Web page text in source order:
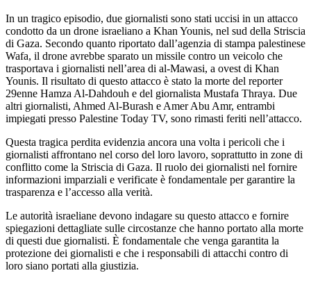
In un tragico episodio, due giornalisti sono stati uccisi in un attacco
condotto da un drone israeliano a Khan Younis, nel sud della Striscia
di Gaza. Secondo quanto riportato dall’agenzia di stampa palestinese
Wafa, il drone avrebbe sparato un missile contro un veicolo che
trasportava i giornalisti nell’area di al-Mawasi, a ovest di Khan
Younis. Il risultato di questo attacco è stato la morte del reporter
29enne Hamza Al-Dahdouh e del giornalista Mustafa Thraya. Due
altri giornalisti, Ahmed Al-Burash e Amer Abu Amr, entrambi
impiegati presso Palestine Today TV, sono rimasti feriti nell’attacco.
Questa tragica perdita evidenzia ancora una volta i pericoli che i
giornalisti affrontano nel corso del loro lavoro, soprattutto in zone di
conflitto come la Striscia di Gaza. Il ruolo dei giornalisti nel fornire
informazioni imparziali e verificate è fondamentale per garantire la
trasparenza e l’accesso alla verità.
Le autorità israeliane devono indagare su questo attacco e fornire
spiegazioni dettagliate sulle circostanze che hanno portato alla morte
di questi due giornalisti. È fondamentale che venga garantita la
protezione dei giornalisti e che i responsabili di attacchi contro di
loro siano portati alla giustizia.